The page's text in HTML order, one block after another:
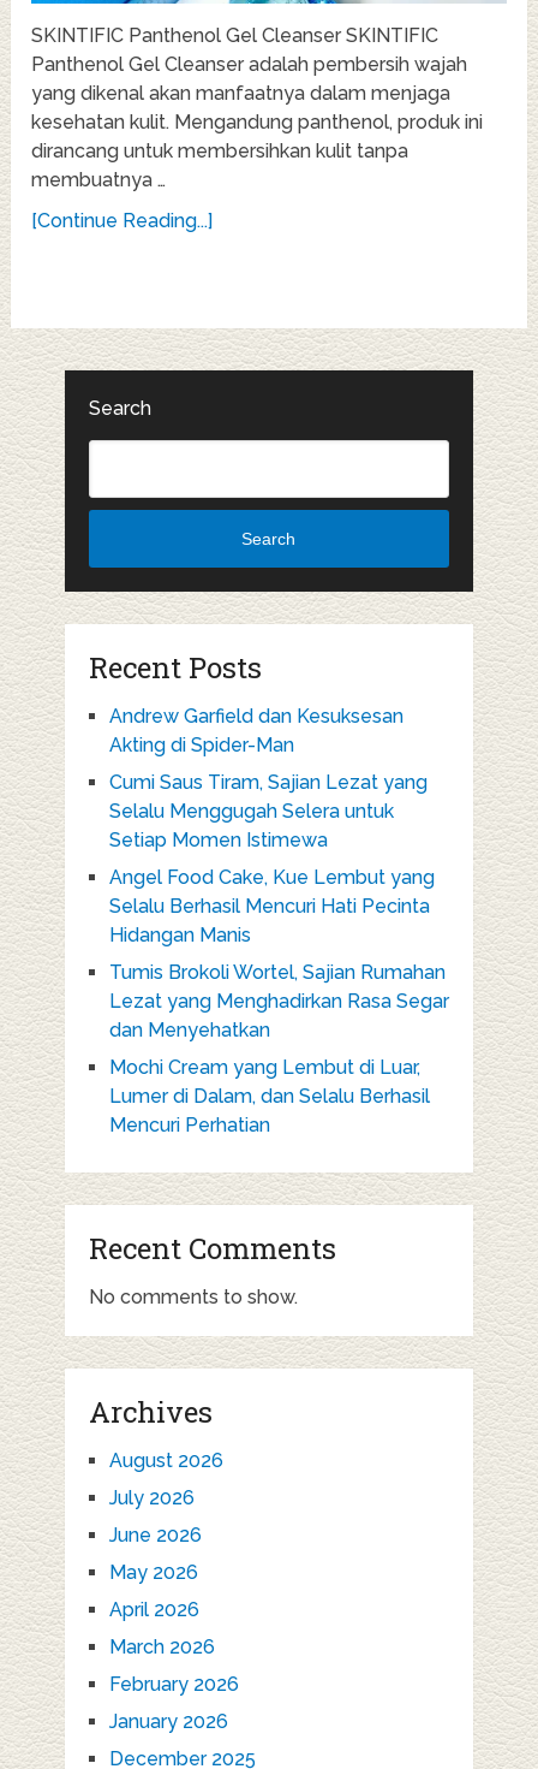
SKINTIFIC Panthenol Gel Cleanser SKINTIFIC
Panthenol Gel Cleanser adalah pembersih wajah
yang dikenal akan manfaatnya dalam menjaga
kesehatan kulit. Mengandung panthenol, produk ini
dirancang untuk membersihkan kulit tanpa
membuatnya …
[Continue Reading...]
Search
Search
Recent Posts
Andrew Garfield dan Kesuksesan
Akting di Spider-Man
Cumi Saus Tiram, Sajian Lezat yang
Selalu Menggugah Selera untuk
Setiap Momen Istimewa
Angel Food Cake, Kue Lembut yang
Selalu Berhasil Mencuri Hati Pecinta
Hidangan Manis
Tumis Brokoli Wortel, Sajian Rumahan
Lezat yang Menghadirkan Rasa Segar
dan Menyehatkan
Mochi Cream yang Lembut di Luar,
Lumer di Dalam, dan Selalu Berhasil
Mencuri Perhatian
Recent Comments
No comments to show.
Archives
August 2026
July 2026
June 2026
May 2026
April 2026
March 2026
February 2026
January 2026
December 2025